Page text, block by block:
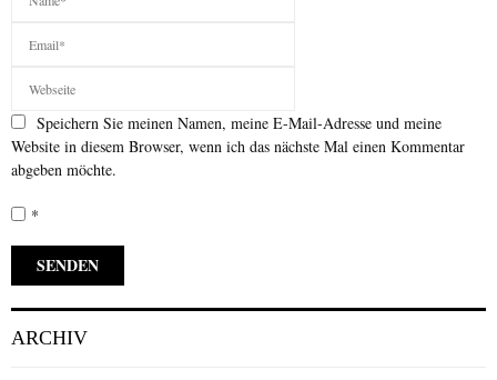
Speichern Sie meinen Namen, meine E-Mail-Adresse und meine
Website in diesem Browser, wenn ich das nächste Mal einen Kommentar
abgeben möchte.
*
ARCHIV